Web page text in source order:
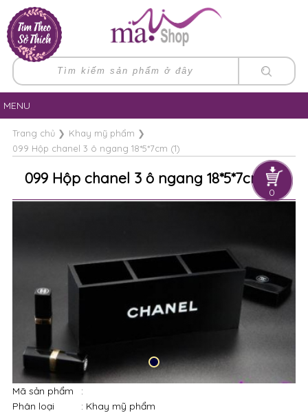
0
MENU
Trang chủ❯ Khay mỹ phẩm ❯
099 Hộp chanel 3 ô ngang 18*5*7cm (1)
099 Hộp chanel 3 ô ngang 18*5*7cm (1)
Mã sản phẩm
:
Phân loại
: Khay mỹ phẩm